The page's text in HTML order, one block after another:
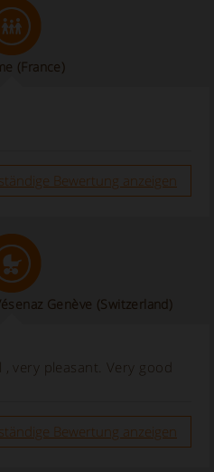
(France)
Bewertung anzeigen
Genève (Switzerland)
very pleasant. Very good
Bewertung anzeigen